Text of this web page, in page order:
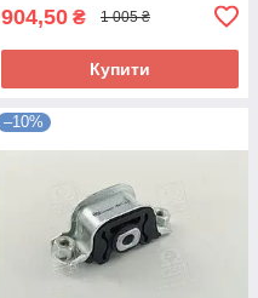
904,50 ₴ 1 005 ₴
Купити
–10%